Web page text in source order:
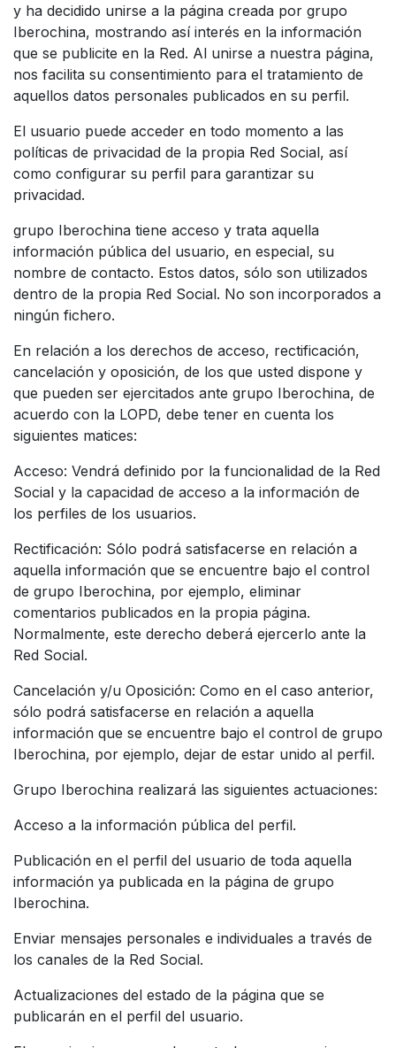
y ha decidido unirse a la página creada por grupo
Iberochina, mostrando así interés en la información
que se publicite en la Red. Al unirse a nuestra página,
nos facilita su consentimiento para el tratamiento de
aquellos datos personales publicados en su perfil.
El usuario puede acceder en todo momento a las
políticas de privacidad de la propia Red Social, así
como configurar su perfil para garantizar su
privacidad.
grupo Iberochina tiene acceso y trata aquella
información pública del usuario, en especial, su
nombre de contacto. Estos datos, sólo son utilizados
dentro de la propia Red Social. No son incorporados a
ningún fichero.
En relación a los derechos de acceso, rectificación,
cancelación y oposición, de los que usted dispone y
que pueden ser ejercitados ante grupo Iberochina, de
acuerdo con la LOPD, debe tener en cuenta los
siguientes matices:
Acceso: Vendrá definido por la funcionalidad de la Red
Social y la capacidad de acceso a la información de
los perfiles de los usuarios.
Rectificación: Sólo podrá satisfacerse en relación a
aquella información que se encuentre bajo el control
de grupo Iberochina, por ejemplo, eliminar
comentarios publicados en la propia página.
Normalmente, este derecho deberá ejercerlo ante la
Red Social.
Cancelación y/u Oposición: Como en el caso anterior,
sólo podrá satisfacerse en relación a aquella
información que se encuentre bajo el control de grupo
Iberochina, por ejemplo, dejar de estar unido al perfil.
Grupo Iberochina realizará las siguientes actuaciones:
Acceso a la información pública del perfil.
Publicación en el perfil del usuario de toda aquella
información ya publicada en la página de grupo
Iberochina.
Enviar mensajes personales e individuales a través de
los canales de la Red Social.
Actualizaciones del estado de la página que se
publicarán en el perfil del usuario.